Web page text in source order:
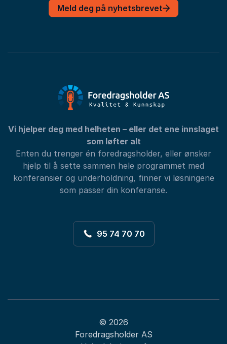
Meld deg på nyhetsbrevet
Vi hjelper deg med helheten – eller det ene innslaget
som løfter alt
Enten du trenger én foredragsholder, eller ønsker
hjelp til å sette sammen hele programmet med
konferansier og underholdning, finner vi løsningene
som passer din konferanse.
95 74 70 70
© 2026
Foredragsholder AS